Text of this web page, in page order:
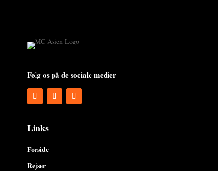
Følg os på de sociale medier
Links
Forside
Rejser